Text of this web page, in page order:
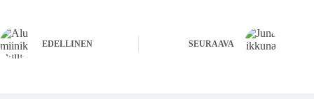
EDELLINEN SEURAAVA